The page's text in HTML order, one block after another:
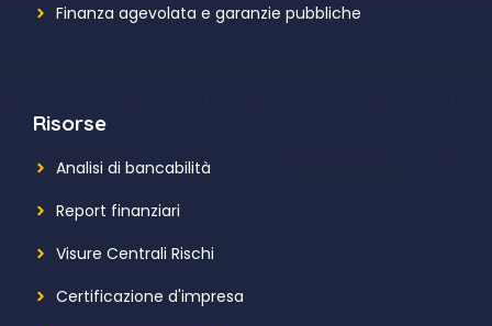
Finanza agevolata e garanzie pubbliche
Risorse
Analisi di bancabilità
Report finanziari
Visure Centrali Rischi
Certificazione d'impresa